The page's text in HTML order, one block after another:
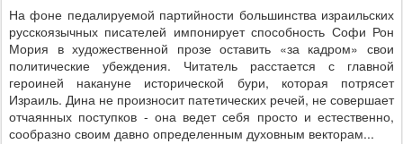
На фоне педалируемой партийности большинства израильских
русскоязычных писателей импонирует способность Софи Рон
Мория в художественной прозе оставить «за кадром» свои
политические убеждения. Читатель расстается с главной
героиней накануне исторической бури, которая потрясет
Израиль. Дина не произносит патетических речей, не совершает
отчаянных поступков - она ведет себя просто и естественно,
сообразно своим давно определенным духовным векторам...